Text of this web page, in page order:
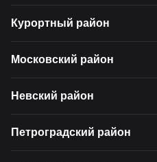
Курортный район
Московский район
Невский район
Петроградский район